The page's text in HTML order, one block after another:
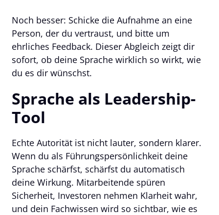
Noch besser: Schicke die Aufnahme an eine
Person, der du vertraust, und bitte um
ehrliches Feedback. Dieser Abgleich zeigt dir
sofort, ob deine Sprache wirklich so wirkt, wie
du es dir wünschst.
Sprache als Leadership-
Tool
Echte Autorität ist nicht lauter, sondern klarer.
Wenn du als Führungspersönlichkeit deine
Sprache schärfst, schärfst du automatisch
deine Wirkung. Mitarbeitende spüren
Sicherheit, Investoren nehmen Klarheit wahr,
und dein Fachwissen wird so sichtbar, wie es